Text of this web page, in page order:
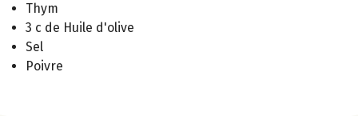
Thym
3 c de Huile d'olive
Sel
Poivre